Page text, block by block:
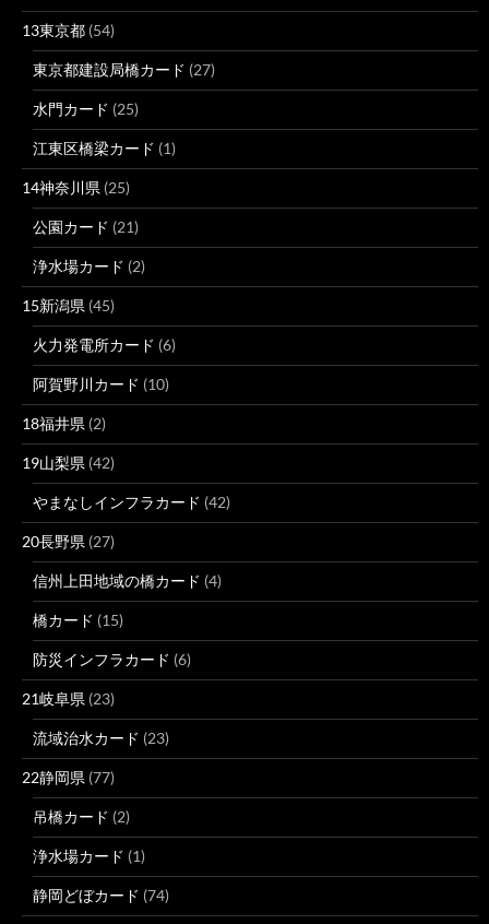
13東京都 (54)
東京都建設局橋カード (27)
水門カード (25)
江東区橋梁カード (1)
14神奈川県 (25)
公園カード (21)
浄水場カード (2)
15新潟県 (45)
火力発電所カード (6)
阿賀野川カード (10)
18福井県 (2)
19山梨県 (42)
やまなしインフラカード (42)
20長野県 (27)
信州上田地域の橋カード (4)
橋カード (15)
防災インフラカード (6)
21岐阜県 (23)
流域治水カード (23)
22静岡県 (77)
吊橋カード (2)
浄水場カード (1)
静岡どぼカード (74)